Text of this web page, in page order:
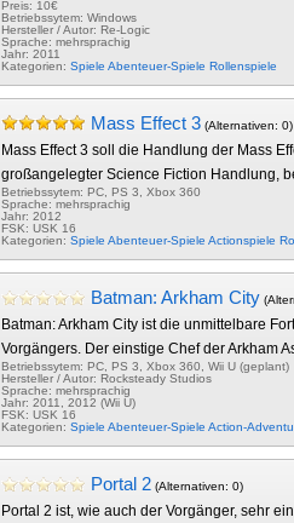
Preis: 10€
Betriebssytem: Windows
Hersteller / Autor: Re-Logic
Sprache: mehrsprachig
Jahr: 2011
Kategorien: Spiele Abenteuer-Spiele Rollenspiele
Mass Effect 3 (Alternativen: 0)
Mass Effect 3 soll die Handlung der Mass
großangelegter Science Fiction Handlung,
Betriebssytem: PC, PS 3, Xbox 360
Sprache: mehrsprachig
Jahr: 2012
FSK: USK 16
Kategorien: Spiele Abenteuer-Spiele Actionspiele
Batman: Arkham City
Batman: Arkham City ist die unmittelbare
Vorgängers. Der einstige Chef der Arkham
Betriebssytem: PC, PS 3, Xbox 360, Wii U (geplant)
Hersteller / Autor: Rocksteady Studios
Sprache: mehrsprachig
Jahr: 2011, 2012 (Wii U)
FSK: USK 16
Kategorien: Spiele Abenteuer-Spiele Action-
Portal 2 (Alternativen: 0)
Portal 2 ist, wie auch der Vorgänger, sehr